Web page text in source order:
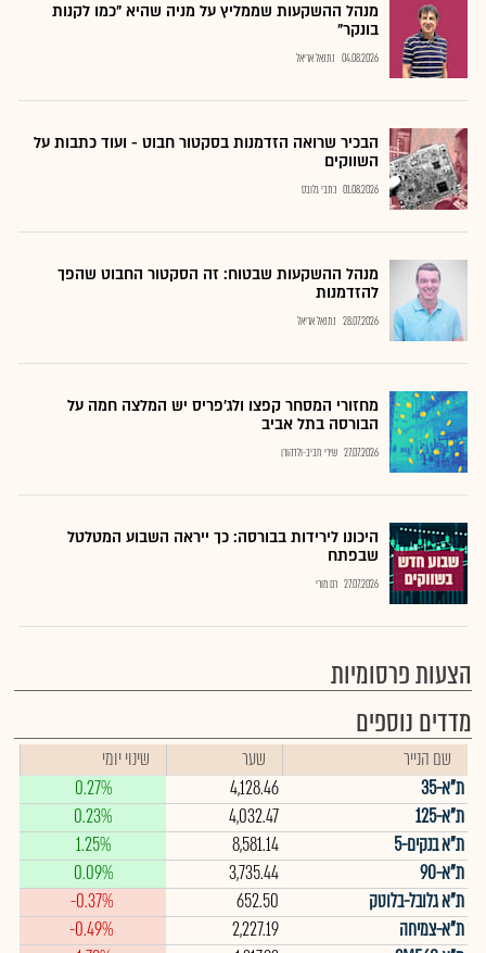
מנהל ההשקעות שממליץ על מניה שהיא "כמו לקנות
בונקר"
04.08.2026 נתנאל אריאל
הבכיר שרואה הזדמנות בסקטור חבוט - ועוד כתבות על
השווקים
01.08.2026 כתבי גלובס
מנהל ההשקעות שבטוח: זה הסקטור החבוט שהפך
להזדמנות
28.07.2026 נתנאל אריאל
מחזורי המסחר קפצו ולג'פריס יש המלצה חמה על
הבורסה בתל אביב
27.07.2026 שירי חביב-ולדהורן
היכונו לירידות בבורסה: כך ייראה השבוע המטלטל
שבפתח
27.07.2026 רם מורי
הצעות פרסומיות
מדדים נוספים
שם הנייר שער
שינוי יומי
ת"א-35
4,128.46
0.27%
ת"א-125
4,032.47
0.23%
ת"א בנקים-5
8,581.14
1.25%
ת"א-90
3,735.44
0.09%
ת"א גלובל-בלוטק
652.50
-0.37%
ת"א-צמיחה
2,227.19
-0.49%